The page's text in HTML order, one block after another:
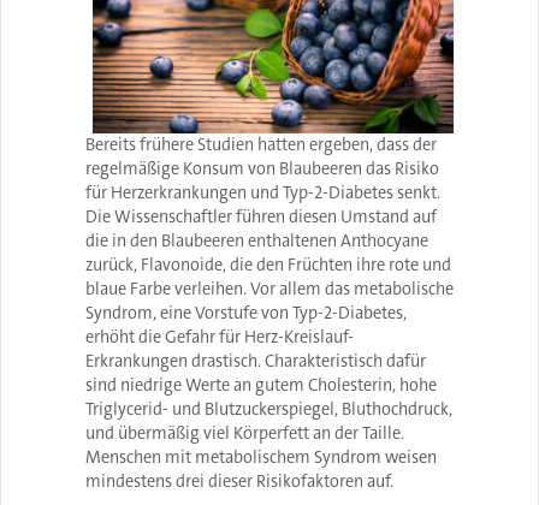
Bereits frühere Studien hatten ergeben, dass der
regelmäßige Konsum von Blaubeeren das Risiko
für Herzerkrankungen und Typ-2-Diabetes senkt.
Die Wissenschaftler führen diesen Umstand auf
die in den Blaubeeren enthaltenen Anthocyane
zurück, Flavonoide, die den Früchten ihre rote und
blaue Farbe verleihen. Vor allem das metabolische
Syndrom, eine Vorstufe von Typ-2-Diabetes,
erhöht die Gefahr für Herz-Kreislauf-
Erkrankungen drastisch. Charakteristisch dafür
sind niedrige Werte an gutem Cholesterin, hohe
Triglycerid- und Blutzuckerspiegel, Bluthochdruck,
und übermäßig viel Körperfett an der Taille.
Menschen mit metabolischem Syndrom weisen
mindestens drei dieser Risikofaktoren auf.